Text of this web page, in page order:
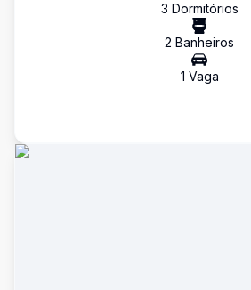
3 Dormitórios
2 Banheiros
1 Vaga